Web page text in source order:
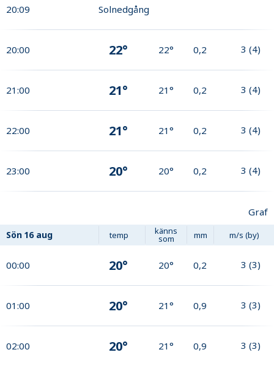
20:09 Solnedgång
20:00 22° 22° 0,2 3 (4)
21:00 21° 21° 0,2 3 (4)
22:00 21° 21° 0,2 3 (4)
23:00 20° 20° 0,2 3 (4)
Graf
Sön 16 aug temp känns
som mm m/s (by)
00:00 20° 20° 0,2 3 (3)
01:00 20° 21° 0,9 3 (3)
02:00 20° 21° 0,9 3 (3)